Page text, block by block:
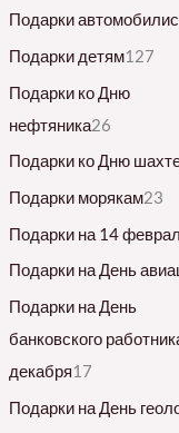
Подарки
Подарки детям127
Подарки ко Дню
нефтяника26
Подарки ко Дню
Подарки морякам23
Подарки на 14
Подарки на День
Подарки на День
банковского
декабря17
Подарки на День